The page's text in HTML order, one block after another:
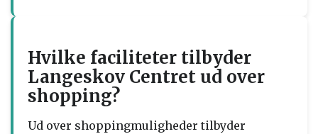
Hvilke faciliteter tilbyder
Langeskov Centret ud over
shopping?
Ud over shoppingmuligheder tilbyder